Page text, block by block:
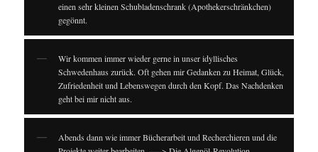
einen sehr kleinen Schubladenschrank (Apothekerschränkchen)
gegönnt.
Wir kommen immer wieder gerne in unser idyllisches
Schwedenhaus zurück. Oft gehen mir Gedanken zu Heimat, Glück,
Zufriedenheit und Lebenswegen durch den Kopf. Das Nachdenken
geht bei mir nicht aus.
Abends dann wie immer Bücherarbeit und Recherchieren und die